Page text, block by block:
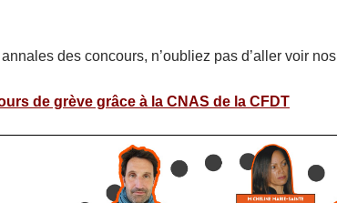
des concours, n’oubliez pas d’aller voir nos
de grève grâce à la CNAS de la CFDT